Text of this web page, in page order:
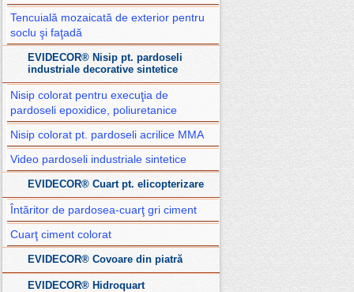
Tencuială mozaicată de exterior pentru
soclu şi faţadă
EVIDECOR® Nisip pt. pardoseli
industriale decorative sintetice
Nisip colorat pentru execuţia de
pardoseli epoxidice, poliuretanice
Nisip colorat pt. pardoseli acrilice MMA
Video pardoseli industriale sintetice
EVIDECOR® Cuart pt. elicopterizare
Întăritor de pardosea-cuarţ gri ciment
Cuarţ ciment colorat
EVIDECOR® Covoare din piatră
EVIDECOR® Hidroquart